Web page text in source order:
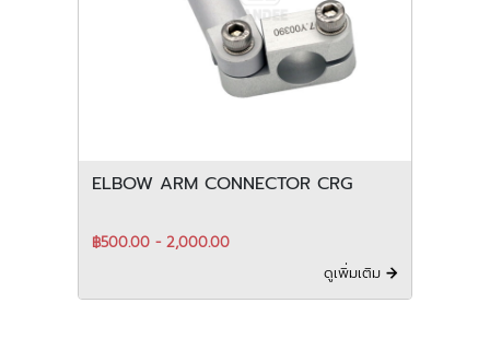
ELBOW ARM CONNECTOR CRG
฿500.00 - 2,000.00
ดูเพิ่มเติม